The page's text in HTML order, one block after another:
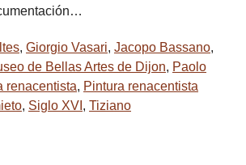
, Giorgio Vasari, Jacopo Bassano,
de Bellas Artes de Dijon, Paolo
renacentista, Pintura renacentista
, Siglo XVI , Tiziano